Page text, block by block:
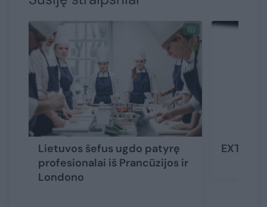
Lietuvos šefus ugdo patyrę
profesionalai iš Prancūzijos ir
Londono